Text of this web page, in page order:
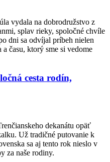
vydala na dobrodružstvo z
splav rieky, spoločné chvíle
dni sa odvíjal príbeh nielen
času, ktorý sme si vedome
cesta rodín,
dekanátu opäť
Už tradičné putovanie k
sa aj tento rok nieslo v
za naše rodiny.